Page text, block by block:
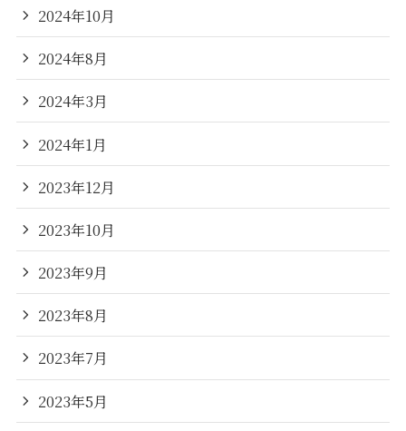
2024年10月
2024年8月
2024年3月
2024年1月
2023年12月
2023年10月
2023年9月
2023年8月
2023年7月
2023年5月